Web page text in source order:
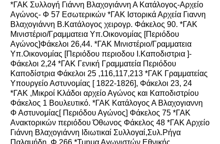
*ΓΑΚ Συλλογή Γιάννη Βλαχογιάννη Α Κατάλογος-Αρχείο
Αγώνος- Φ 57 Εσωτερικών *ΓΑΚ Ιστορικά Αρχεία Γιαννη
Βλαχογιάννη Β.Κατάλογος χειρογρ. Φάκελος 90. *ΓΑΚ
Μινιστέριο/Γραμματεια Υπ.Οικονομίας [Περιόδου
Αγώνος]Φάκελοι 26,44. *ΓΑΚ Μινιστέριο/Γραμματεια
Υπ.Οικονομίας [Περιόδου περιοδου Ι.Καποδιστρια ]-
Φάκελοι 2,24 *ΓΑΚ Γενική Γραμματεία Περιόδου
Καποδίστρια Φάκελοι 25 ,116,117,213 *ΓΑΚ Γραμματείας
Υπουργείο Αστυνομίας [ 1822-1826], Φάκελοι 23, 24
*ΓΑΚ ,Μικροί Κλάδοι αρχείο Αγώνος και Καποδιστρίου
Φάκελος 1 Βουλευτικό. *ΓΑΚ Κατάλογος Α Βλαχογιαννη
Φ Αστυνομίας[ Περιόδου Αγώνος] Φάκελος 75 *ΓΑΚ
Ανακτορικών περιόδου Όθωνος Φάκελος 48 *ΓΑΚ Αρχείο
Γιάννη Βλαχογιάννη Ιδιωτικαί Συλλογαί,Συλ.Ρήγα